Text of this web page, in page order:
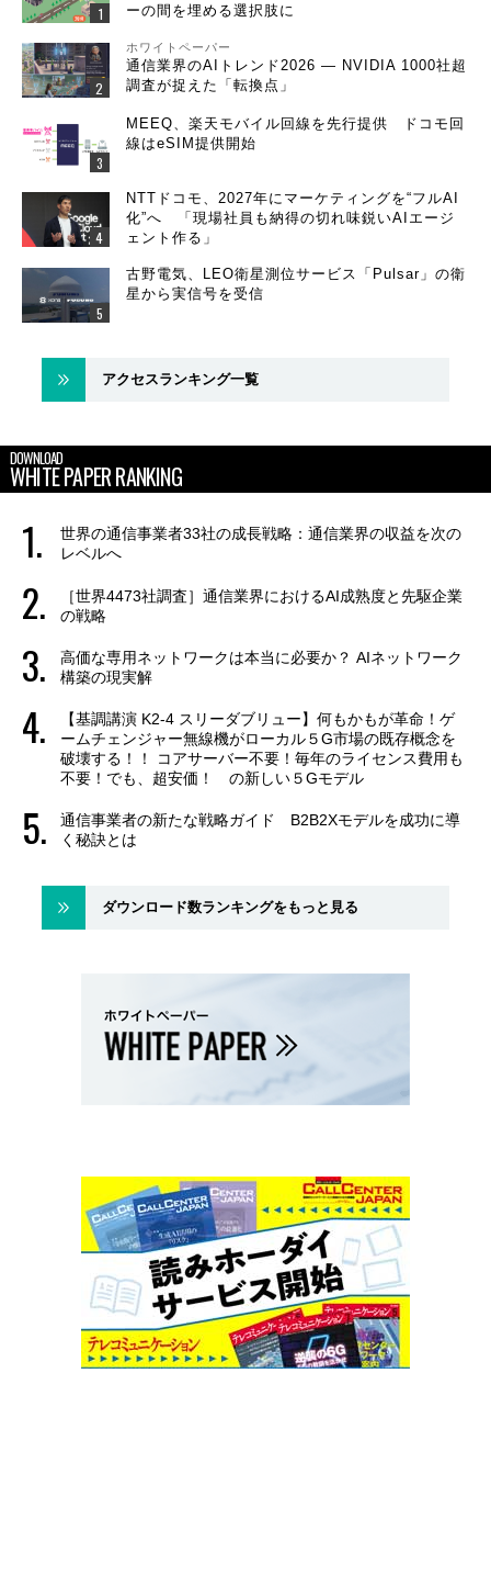
ーの間を埋める選択肢に
ホワイトペーパー
通信業界のAIトレンド2026 ― NVIDIA 1000社超
調査が捉えた「転換点」
MEEQ、楽天モバイル回線を先行提供 ドコモ回
線はeSIM提供開始
NTTドコモ、2027年にマーケティングを“フルAI
化”へ 「現場社員も納得の切れ味鋭いAIエージ
ェント作る」
古野電気、LEO衛星測位サービス「Pulsar」の衛
星から実信号を受信
アクセスランキング一覧
DOWNLOAD
WHITE PAPER RANKING
世界の通信事業者33社の成長戦略：通信業界の収益を次の
レベルへ
［世界4473社調査］通信業界におけるAI成熟度と先駆企業
の戦略
高価な専用ネットワークは本当に必要か？ AIネットワーク
構築の現実解
【基調講演 K2-4 スリーダブリュー】何もかもが革命！ゲ
ームチェンジャー無線機がローカル５G市場の既存概念を
破壊する！！ コアサーバー不要！毎年のライセンス費用も
不要！でも、超安価！ の新しい５Gモデル
通信事業者の新たな戦略ガイド B2B2Xモデルを成功に導
く秘訣とは
ダウンロード数ランキングをもっと見る